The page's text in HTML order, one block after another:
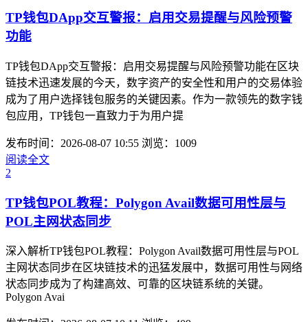
TP钱包DApp交互警报：启用交易提醒与风险预警
功能
TP钱包DApp交互警报：启用交易提醒与风险预警功能在区块
链技术迅速发展的今天，数字资产的安全性和用户的交易体验
成为了用户选择钱包服务的关键因素。作为一款领先的数字钱
包应用，TP钱包一直致力于为用户提
发布时间：2026-08-07 10:55 浏览：1009
阅读全文
2
TP钱包POL教程：Polygon Avail数据可用性层与
POL主网状态同步
深入解析TP钱包POL教程：Polygon Avail数据可用性层与POL
主网状态同步在区块链技术的迅猛发展中，数据可用性与网络
状态同步成为了构建高效、可靠的区块链系统的关键。
Polygon Avai